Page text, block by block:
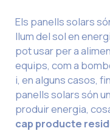
Els panells solars
llum del sol en
pot usar per a
equips, com a
i, en alguns casos,
panells solars són
produir energia,
cap producte